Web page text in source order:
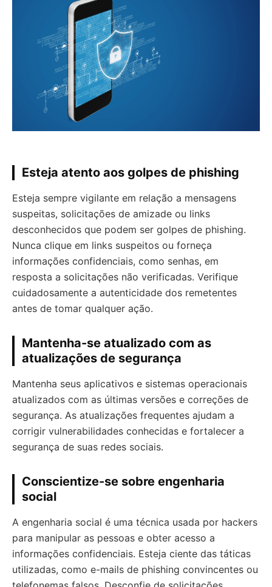
Esteja atento aos golpes de phishing
Esteja sempre vigilante em relação a mensagens
suspeitas, solicitações de amizade ou links
desconhecidos que podem ser golpes de phishing.
Nunca clique em links suspeitos ou forneça
informações confidenciais, como senhas, em
resposta a solicitações não verificadas. Verifique
cuidadosamente a autenticidade dos remetentes
antes de tomar qualquer ação.
Mantenha-se atualizado com as
atualizações de segurança
Mantenha seus aplicativos e sistemas operacionais
atualizados com as últimas versões e correções de
segurança. As atualizações frequentes ajudam a
corrigir vulnerabilidades conhecidas e fortalecer a
segurança de suas redes sociais.
Conscientize-se sobre engenharia
social
A engenharia social é uma técnica usada por hackers
para manipular as pessoas e obter acesso a
informações confidenciais. Esteja ciente das táticas
utilizadas, como e-mails de phishing convincentes ou